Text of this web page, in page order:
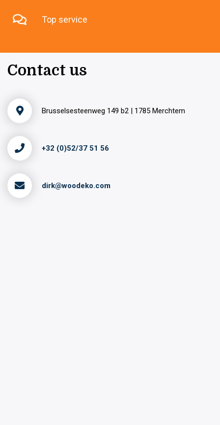
Top service
Contact us
Brusselsesteenweg 149 b2 | 1785 Merchtem
+32 (0)52/37 51 56
dirk@woodeko.com